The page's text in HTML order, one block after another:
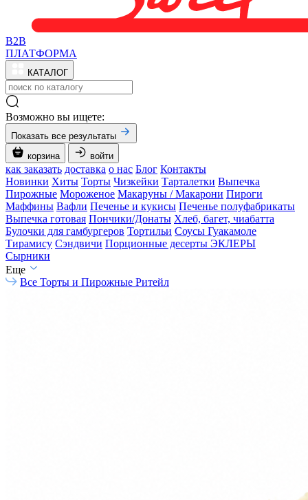
B2B
ПЛАТФОРМА
КАТАЛОГ
Возможно вы ищете:
Показать все результаты
корзина
войти
как заказать доставка о нас Блог Контакты
Новинки Хиты Торты Чизкейки Тарталетки Выпечка
Пирожные Мороженое Макаруны / Макарони Пироги
Маффины Вафли Печенье и кукисы Печенье полуфабрикаты
Выпечка готовая Пончики/Донаты Хлеб, багет, чиабатта
Булочки для гамбургеров Тортильи Соусы Гуакамоле
Тирамису Сэндвичи Порционные десерты ЭКЛЕРЫ
Сырники
Еще
Все Торты и Пирожные Ритейл